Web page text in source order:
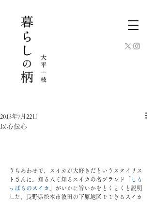
以心伝心
2013年7月22日
うちあわせで、スイカが大好きだというスタイリス
トさんに、知る人ぞ知るスイカの名ブランド「
しも
っぱらのスイカ
」がいかに旨いかをとくとくと説明
した。長野県松本市波田の下原地区でできるスイカ